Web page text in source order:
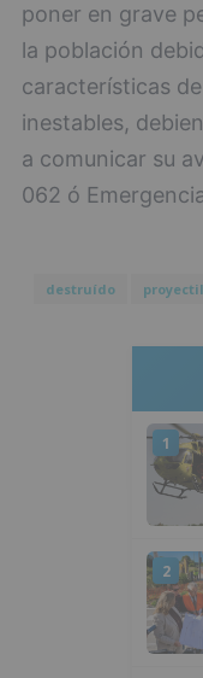
poner en grave
la población
características
inestables,
a comunicar su
062 ó
destruído proyectil
1
2